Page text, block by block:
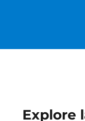
Explore